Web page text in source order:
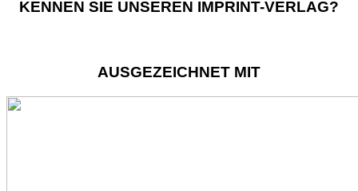
KENNEN SIE UNSEREN IMPRINT-VERLAG?
AUSGEZEICHNET MIT